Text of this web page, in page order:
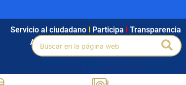
Agendamiento Intranet Búsqueda avanzada
Servicio al ciudadano Participa Transparencia
Buscar
por: